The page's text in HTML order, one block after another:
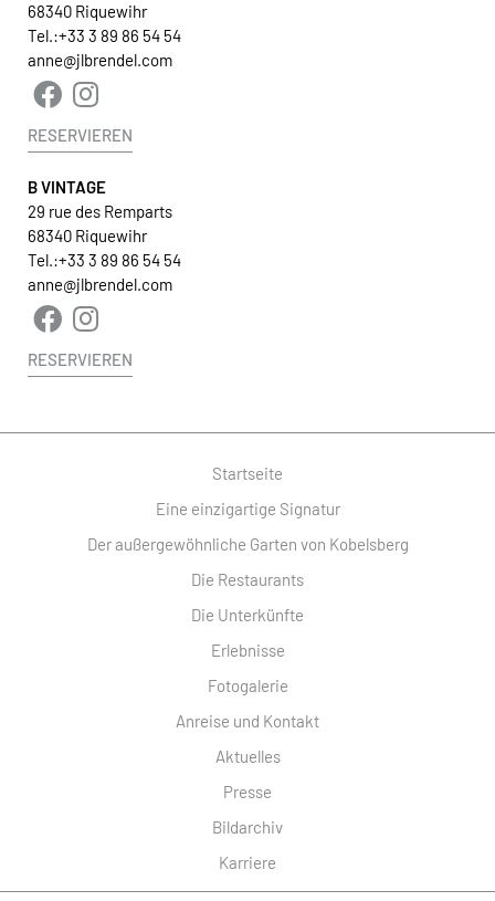
68340 Riquewihr
Tel.:+33 3 89 86 54 54
anne@jlbrendel.com
RESERVIEREN
B VINTAGE
29 rue des Remparts
68340 Riquewihr
Tel.:+33 3 89 86 54 54
anne@jlbrendel.com
RESERVIEREN
Startseite
Eine einzigartige Signatur
Der außergewöhnliche Garten von Kobelsberg
Die Restaurants
Die Unterkünfte
Erlebnisse
Fotogalerie
Anreise und Kontakt
Aktuelles
Presse
Bildarchiv
Karriere